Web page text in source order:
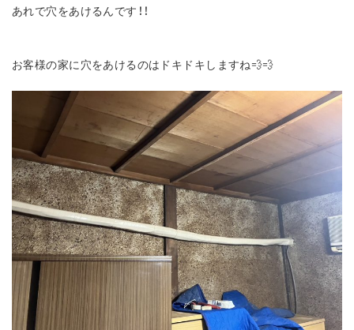
あれで穴をあけるんです！！
お客様の家に穴をあけるのはドキドキしますね💨💨